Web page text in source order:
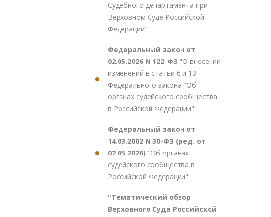
Судебного департамента при
Верховном Суде Российской
Федерации"
Федеральный закон от
02.05.2026 N 122-ФЗ "О внесении
изменений в статьи 6 и 13
Федерального закона "Об
органах судейского сообщества
в Российской Федерации"
Федеральный закон от
14.03.2002 N 30-ФЗ (ред. от
02.05.2026) "Об органах
судейского сообщества в
Российской Федерации"
"Тематический обзор
Верховного Суда Российской